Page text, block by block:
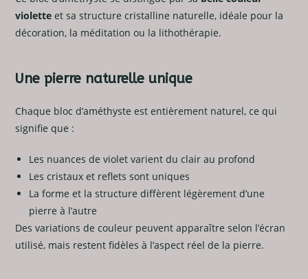
violette et sa structure cristalline naturelle, idéale pour la
décoration, la méditation ou la lithothérapie.
Une pierre naturelle unique
Chaque bloc d’améthyste est entièrement naturel, ce qui
signifie que :
Les nuances de violet varient du clair au profond
Les cristaux et reflets sont uniques
La forme et la structure diffèrent légèrement d’une
pierre à l’autre
Des variations de couleur peuvent apparaître selon l’écran
utilisé, mais restent fidèles à l’aspect réel de la pierre.